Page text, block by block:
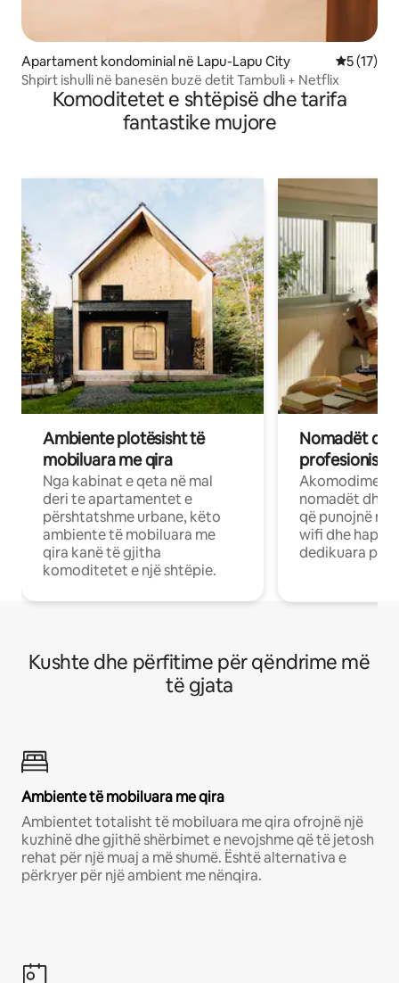
Apartament kondominial në Lapu-Lapu City Vlerësimi
5 (17)
Shpirt ishulli në banesën buzë detit Tambuli + Netflix
Komoditetet e shtëpisë dhe tarifa
fantastike mujore
Ambiente plotësisht të
mobiluara me qira
Nga kabinat e qeta në mal
deri te apartamentet e
përshtatshme urbane, këto
ambiente të mobiluara me
qira kanë të gjitha
komoditetet e një shtëpie.
Nomadët
Akomodime
nomadët dhe
që punojnë në
wifi dhe
dedikuara
Kushte dhe përfitime për qëndrime më
të gjata
Ambiente të mobiluara me qira
Ambientet totalisht të mobiluara me qira ofrojnë një
kuzhinë dhe gjithë shërbimet e nevojshme që të jetosh
rehat për një muaj a më shumë. Është alternativa e
përkryer për një ambient me nënqira.